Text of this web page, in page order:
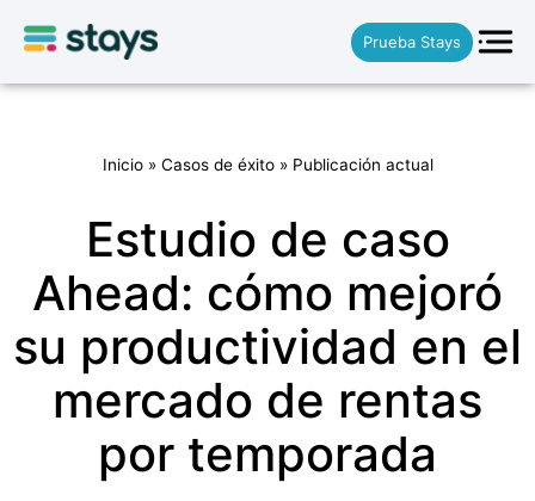
Prueba Stays
Inicio» Casos de éxito» Publicación actual
Estudio de caso
Ahead: cómo mejoró
su productividad en el
mercado de rentas
por temporada